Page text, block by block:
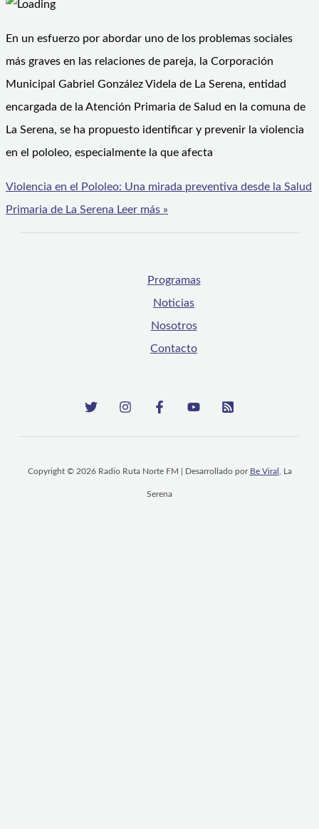
En un esfuerzo por abordar uno de los problemas sociales
más graves en las relaciones de pareja, la Corporación
Municipal Gabriel González Videla de La Serena, entidad
encargada de la Atención Primaria de Salud en la comuna de
La Serena, se ha propuesto identificar y prevenir la violencia
en el pololeo, especialmente la que afecta
Violencia en el Pololeo: Una mirada preventiva desde la Salud
Primaria de La Serena Leer más »
Programas
Noticias
Nosotros
Contacto
Copyright © 2026 Radio Ruta Norte FM | Desarrollado por Be Viral , La
Serena